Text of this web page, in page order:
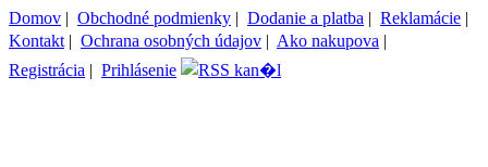
Domov | Obchodné podmienky | Dodanie a platba | Reklamácie |
Kontakt | Ochrana osobných údajov | Ako nakupova |
Registrácia | Prihlásenie